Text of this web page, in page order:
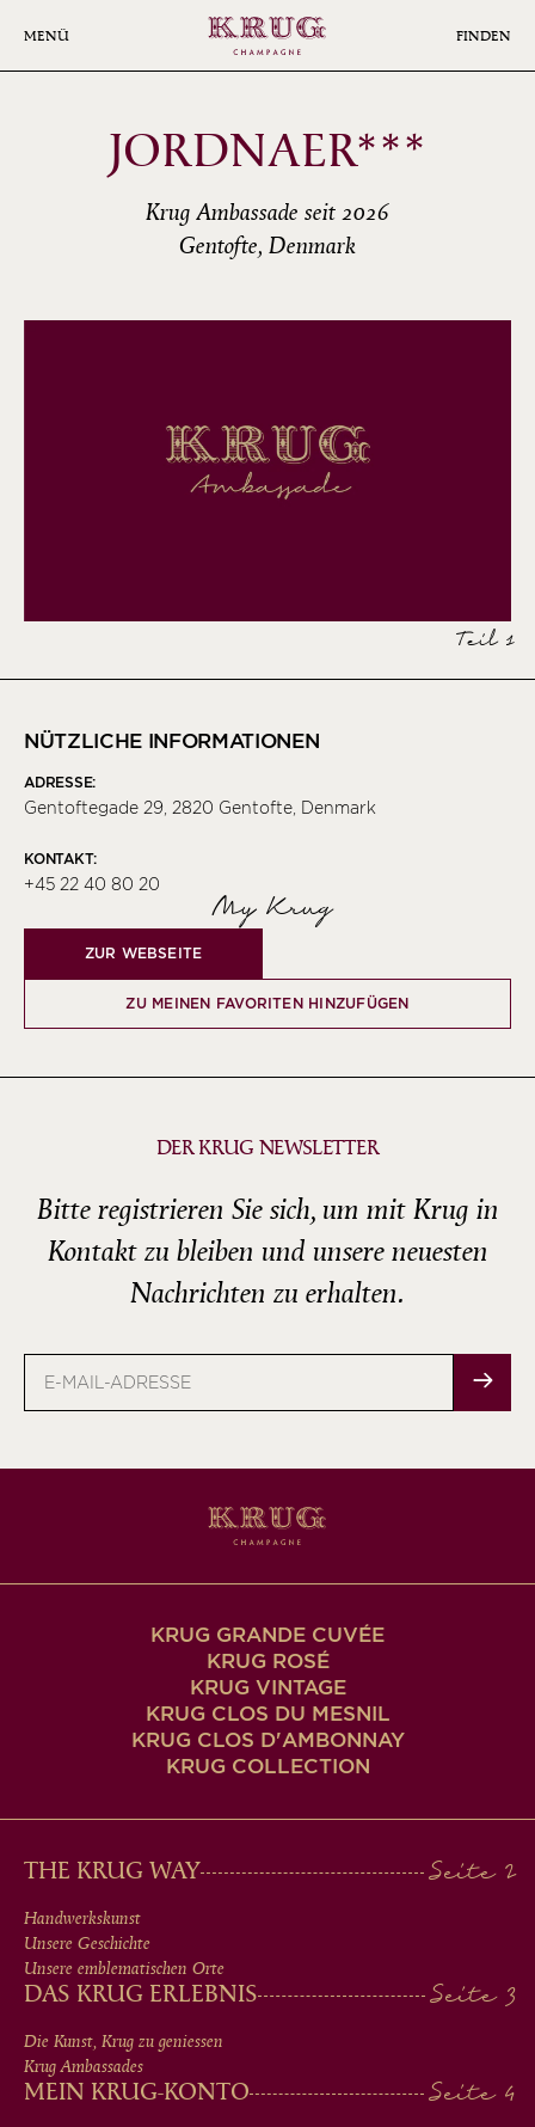
MENÜ FINDEN
JORDNAER***
Krug Ambassade seit 2026
Gentofte, Denmark
Teil 1
NÜTZLICHE INFORMATIONEN
ADRESSE:
Gentoftegade 29, 2820 Gentofte, Denmark
KONTAKT:
+45 22 40 80 20
My Krug
ZUR WEBSEITE
ZU MEINEN FAVORITEN HINZUFÜGEN
DER KRUG NEWSLETTER
Bitte registrieren Sie sich, um mit Krug in
Kontakt zu bleiben und unsere neuesten
Nachrichten zu erhalten.
Mail-
KRUG GRANDE CUVÉE
KRUG ROSÉ
KRUG VINTAGE
KRUG CLOS DU MESNIL
KRUG CLOS D'AMBONNAY
KRUG COLLECTION
MAIN
MEN
IN
FOOTER
THE KRUG WAY
Handwerkskunst
Unsere Geschichte
Unsere emblematischen Orte
DAS KRUG ERLEBNIS
Die Kunst, Krug zu geniessen
Krug Ambassades
MEIN KRUG-KONTO